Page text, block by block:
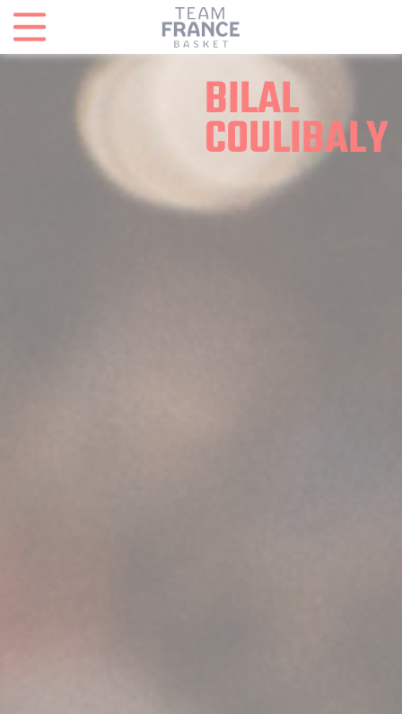
BILAL
COULIBALY
Panneau de gestion des cookies